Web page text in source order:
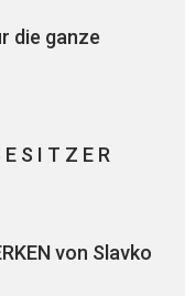
die ganze
S I T Z E R
von Slavko